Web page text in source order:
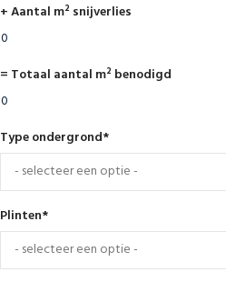
+ Aantal m² snijverlies
= Totaal aantal m² benodigd
Type ondergrond*
Plinten*